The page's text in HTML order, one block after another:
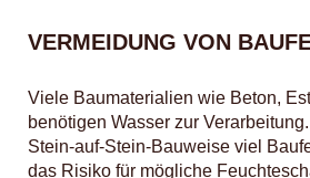
VERMEIDUNG VON
Viele Baumaterialien wie Beton,
benötigen Wasser zur
Stein-auf-Stein-Bauweise viel
das Risiko für mögliche